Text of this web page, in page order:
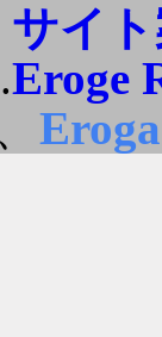
サイ
Eroge